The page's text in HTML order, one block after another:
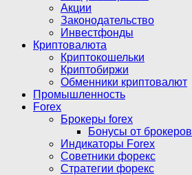
Акции
Законодательство
Инвестфонды
Криптовалюта
Криптокошельки
Криптобиржи
Обменники криптовалют
Промышленность
Forex
Брокеры forex
Бонусы от брокеров
Индикаторы Forex
Советники форекс
Стратегии форекс